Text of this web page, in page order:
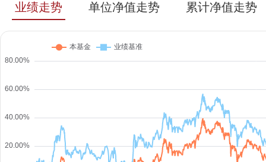
业绩走势 单位净值走势 累计净值走势